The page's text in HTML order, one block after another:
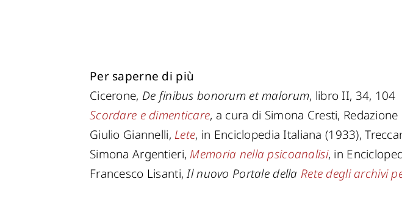
Per saperne di più
Cicerone, De finibus bonorum et malorum, libro II, 34, 104
Scordare e dimenticare, a cura di Simona Cresti,
Giulio Giannelli, Lete, in Enciclopedia Italiana (1933),
Simona Argentieri, Memoria nella psicoanalisi, in
Francesco Lisanti,Il nuovo Portale della Rete degli archivi